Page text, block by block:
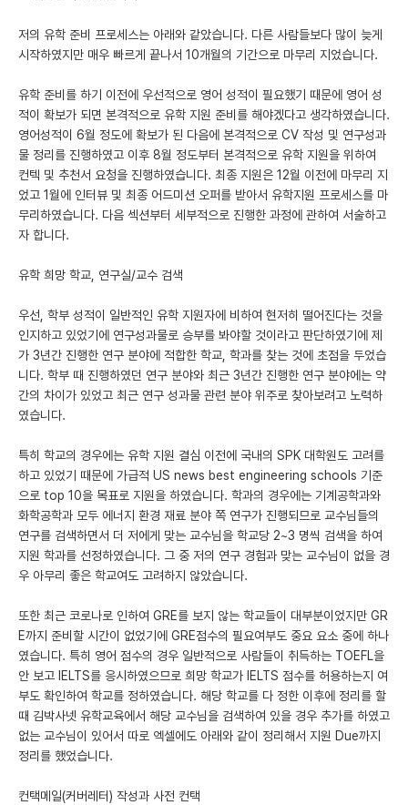
저의 유학 준비 프로세스는 아래와 같았습니다. 다른 사람들보다 많이 늦게
시작하였지만 매우 빠르게 끝나서 10개월의 기간으로 마무리 지었습니다.
유학 준비를 하기 이전에 우선적으로 영어 성적이 필요했기 때문에 영어 성
적이 확보가 되면 본격적으로 유학 지원 준비를 해야겠다고 생각하였습니다.
영어성적이 6월 정도에 확보가 된 다음에 본격적으로 CV 작성 및 연구성과
물 정리를 진행하였고 이후 8월 정도부터 본격적으로 유학 지원을 위하여
컨텍 및 추천서 요청을 진행하였습니다. 최종 지원은 12월 이전에 마무리 지
었고 1월에 인터뷰 및 최종 어드미션 오퍼를 받아서 유학지원 프로세스를 마
무리하였습니다. 다음 섹션부터 세부적으로 진행한 과정에 관하여 서술하고
자 합니다.
유학 희망 학교, 연구실/교수 검색
우선, 학부 성적이 일반적인 유학 지원자에 비하여 현저히 떨어진다는 것을
인지하고 있었기에 연구성과물로 승부를 봐야할 것이라고 판단하였기에 제
가 3년간 진행한 연구 분야에 적합한 학교, 학과를 찾는 것에 초점을 두었습
니다. 학부 때 진행하였던 연구 분야와 최근 3년간 진행한 연구 분야에는 약
간의 차이가 있었고 최근 연구 성과물 관련 분야 위주로 찾아보려고 노력하
였습니다.
특히 학교의 경우에는 유학 지원 결심 이전에 국내의 SPK 대학원도 고려를
하고 있었기 때문에 가급적 US news best engineering schools 기준
으로 top 10을 목표로 지원을 하였습니다. 학과의 경우에는 기계공학과와
화학공학과 모두 에너지 환경 재료 분야 쪽 연구가 진행되므로 교수님들의
연구를 검색하면서 더 저에게 맞는 교수님을 학교당 2~3 명씩 검색을 하여
지원 학과를 선정하였습니다. 그 중 저의 연구 경험과 맞는 교수님이 없을 경
우 아무리 좋은 학교여도 고려하지 않았습니다.
또한 최근 코로나로 인하여 GRE를 보지 않는 학교들이 대부분이었지만 GR
E까지 준비할 시간이 없었기에 GRE점수의 필요여부도 중요 요소 중에 하나
였습니다. 특히 영어 점수의 경우 일반적으로 사람들이 취득하는 TOEFL을
안 보고 IELTS를 응시하였으므로 희망 학교가 IELTS 점수를 허용하는지 여
부도 확인하여 학교를 정하였습니다. 해당 학교를 다 정한 이후에 정리를 할
때 김박사넷 유학교육에서 해당 교수님을 검색하여 있을 경우 추가를 하였고
없는 교수님이 있어서 따로 엑셀에도 아래와 같이 정리해서 지원 Due까지
정리를 했었습니다.
컨택메일(커버레터) 작성과 사전 컨택